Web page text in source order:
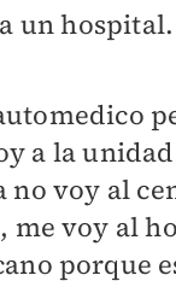
un hospital.
a la
no voy al
me voy al
porque